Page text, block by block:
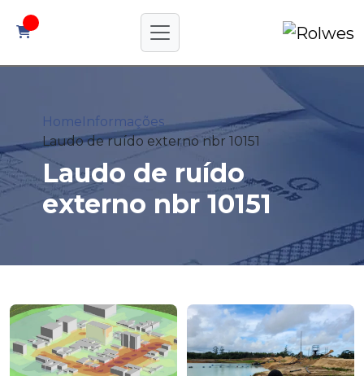
HomeInformações
Laudo de ruído externo nbr 10151
Laudo de ruído
externo nbr 10151